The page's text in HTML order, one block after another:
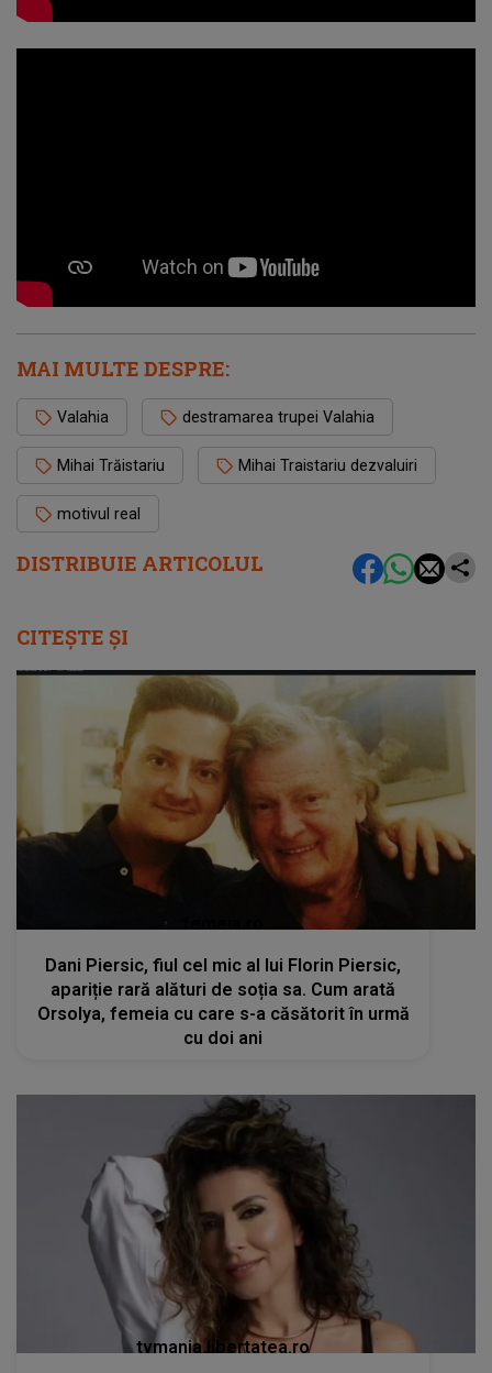
DISTRIBUIE ARTICOLUL
MAI MULTE DESPRE:
Valahia destramarea trupei Valahia
Mihai Trăistariu Mihai Traistariu dezvaluiri
motivul real
CITEȘTE ȘI
Dani Piersic, fiul cel mic al lui Florin Piersic,
apariție rară alături de soția sa. Cum arată
Orsolya, femeia cu care s-a căsătorit în urmă
cu doi ani
tvmania.libertatea.ro